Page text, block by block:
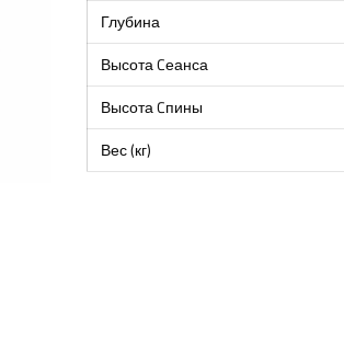
Глубина
Высота Cеанса
Высота Cпины
Вес (кг)